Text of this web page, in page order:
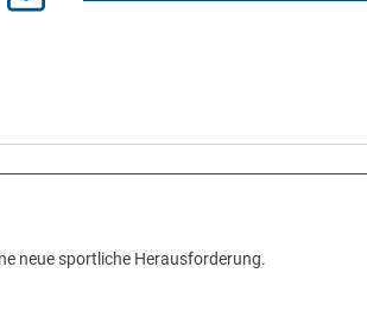
neue sportliche Herausforderung.